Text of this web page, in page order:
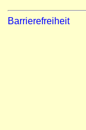
Barrierefreiheit